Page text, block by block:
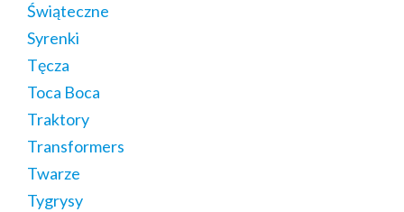
Świąteczne
Syrenki
Tęcza
Toca Boca
Traktory
Transformers
Twarze
Tygrysy